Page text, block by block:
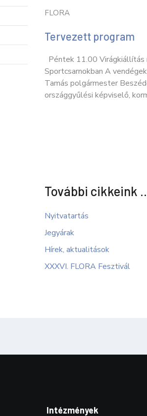
FLORA
Tervezett program
Péntek 11.00 Virágkiállítás
Sportcsarnokban A
Tamás polgármester
országgyűlési képviselő,
További cikkeink
Nyitvatartás
Jegyárak
Hírek, aktualitások
XXXVI. FLORA Fesztivál
Intézmények